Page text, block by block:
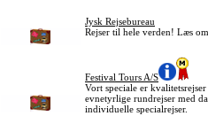
Jysk Rejsebureau
Rejser til hele verden! Læs
Festival Tours A/S
Vort speciale er
evnetyrlige rundrejser med
individuelle specialrejser.